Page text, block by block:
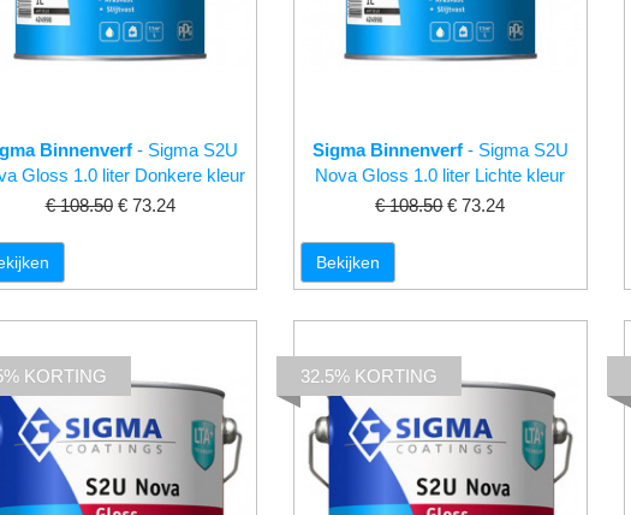
Binnenverf - Sigma S2U
Gloss 1.0 liter Donkere kleur
€ 108.50 € 73.24
Sigma Binnenverf- Sigma S2U
Nova Gloss 1.0 liter Lichte kleur
€ 108.50 € 73.24
Bekijken
KORTING 32.5% KORTING